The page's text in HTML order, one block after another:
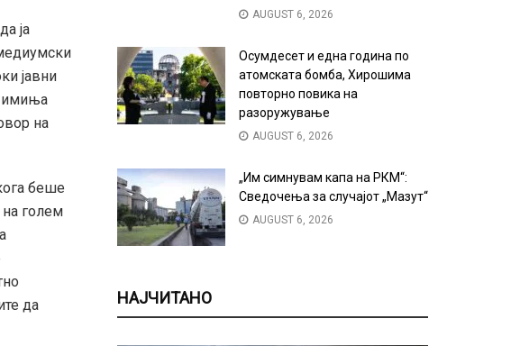
ја
јавни
имиња
на
беше
на голем
да
AUGUST 6, 2026
Осумдесет и една година по
атомската бомба, Хирошима
повторно повика на
разоружување
AUGUST 6, 2026
„Им симнувам капа на РКМ“:
Сведочења за случајот „Мазут“
AUGUST 6, 2026
НАЈЧИТАНО